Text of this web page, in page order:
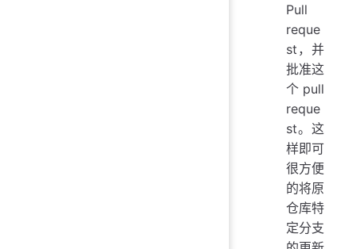
Pull
reque
st，并
批准这
个 pull
reque
st。这
样即可
很方便
的将原
仓库特
定分支